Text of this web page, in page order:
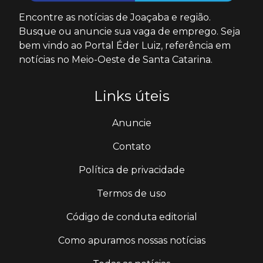
Encontre as notícias de Joaçaba e região.
Busque ou anuncie sua vaga de emprego. Seja
bem vindo ao Portal Éder Luiz, referência em
notícias no Meio-Oeste de Santa Catarina.
Links úteis
Anuncie
Contato
Política de privacidade
Termos de uso
Código de conduta editorial
Como apuramos nossas notícias